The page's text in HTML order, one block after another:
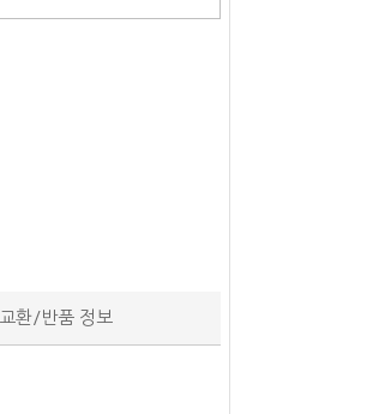
교환/반품 정보